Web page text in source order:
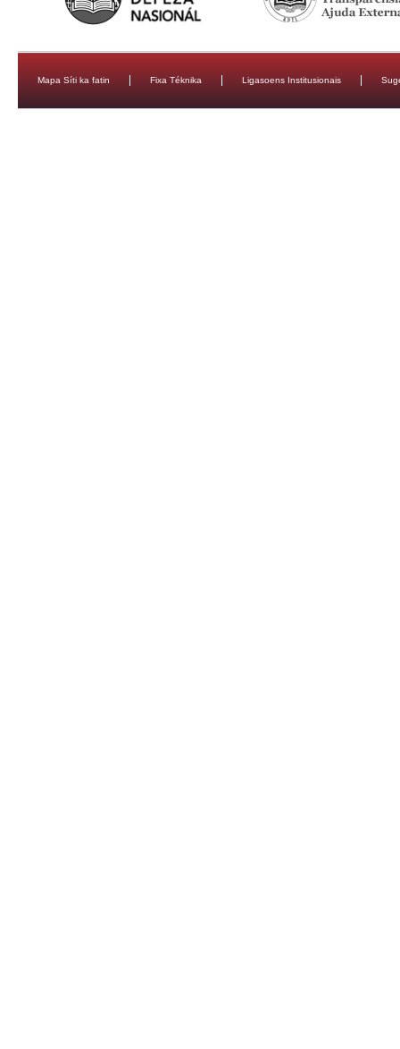
Mapa Síti ka fatin Fixa Téknika Ligasoens Institusionais